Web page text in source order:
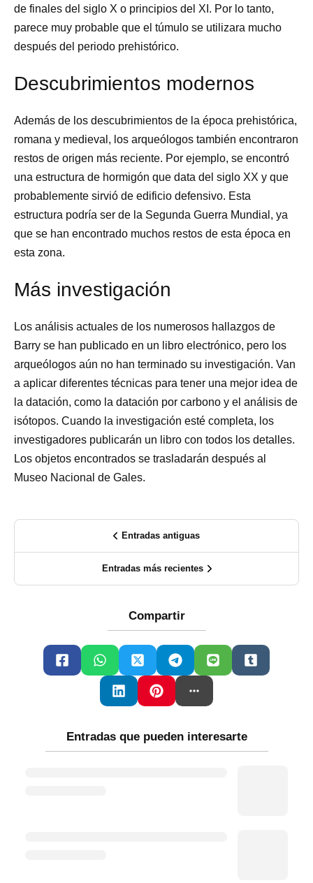
de finales del siglo X o principios del XI. Por lo tanto,
parece muy probable que el túmulo se utilizara mucho
después del periodo prehistórico.
Descubrimientos modernos
Además de los descubrimientos de la época prehistórica,
romana y medieval, los arqueólogos también encontraron
restos de origen más reciente. Por ejemplo, se encontró
una estructura de hormigón que data del siglo XX y que
probablemente sirvió de edificio defensivo. Esta
estructura podría ser de la Segunda Guerra Mundial, ya
que se han encontrado muchos restos de esta época en
esta zona.
Más investigación
Los análisis actuales de los numerosos hallazgos de
Barry se han publicado en un libro electrónico, pero los
arqueólogos aún no han terminado su investigación. Van
a aplicar diferentes técnicas para tener una mejor idea de
la datación, como la datación por carbono y el análisis de
isótopos. Cuando la investigación esté completa, los
investigadores publicarán un libro con todos los detalles.
Los objetos encontrados se trasladarán después al
Museo Nacional de Gales.
Entradas antiguas
Entradas más recientes
Compartir
Entradas que pueden interesarte